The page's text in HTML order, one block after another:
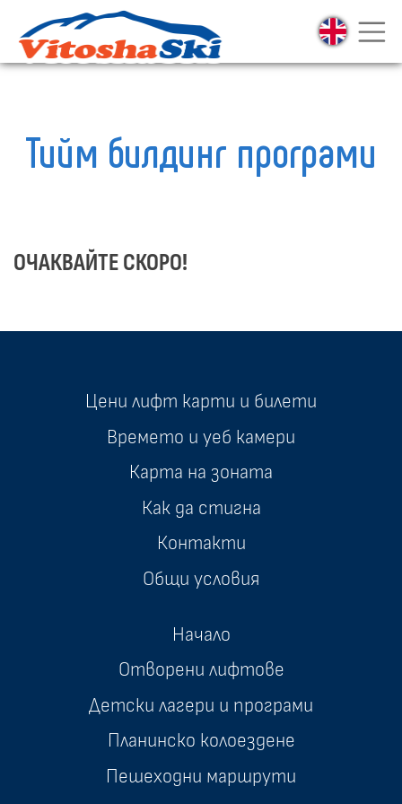
Тийм билдинг програми
ОЧАКВАЙТЕ СКОРО!
Цени лифт карти и билети
Времето и уеб камери
Карта на зоната
Как да стигна
Контакти
Общи условия
Начало
Отворени лифтове
Детски лагери и програми
Планинско колоездене
Пешеходни маршрути